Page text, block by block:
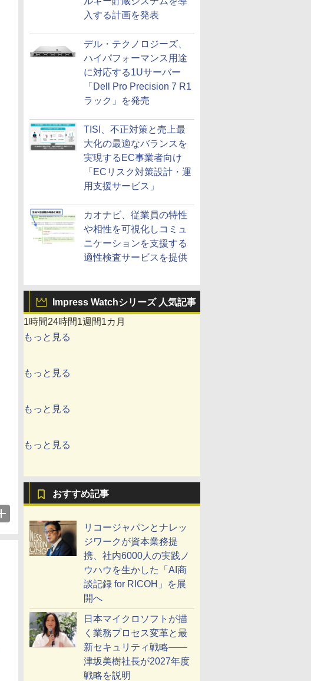
入する計画を発表
デル・テクノロジーズ、
ハイパフォーマンス用途
に対応する1Uサーバー
「Dell Pro Precision 7 R1
ラック」を発売
TISI、不正対策と売上最
大化の最適なバランスを
実現するEC事業者向け
「ECリスク対策設計・運
用支援サービス」
カオナビ、従業員の特性
や相性を可視化しコミュ
ニケーションを支援する
適性検査サービスを提供
Impress Watchシリーズ 人気記事
1時間24時間1週間1カ月
もっと見る
もっと見る
もっと見る
もっと見る
おすすめ記事
リコージャパンとナレッ
ジワークが資本業務提
携、社内6000人の実践ノ
ウハウを生かした「AI商
談記録 for RICOH」を展
開へ
日本マイクロソフトが描
く業務プロセス変革と最
新セキュリティ戦略――
津坂美樹社長が2027年度
戦略を説明